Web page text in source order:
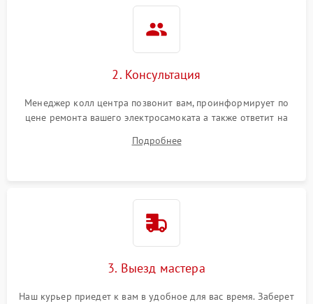
2. Консультация
Менеджер колл центра позвонит вам, проинформирует по
цене ремонта вашего электросамоката а также ответит на
Подробнее
3. Выезд мастера
Наш курьер приедет к вам в удобное для вас время. Заберет